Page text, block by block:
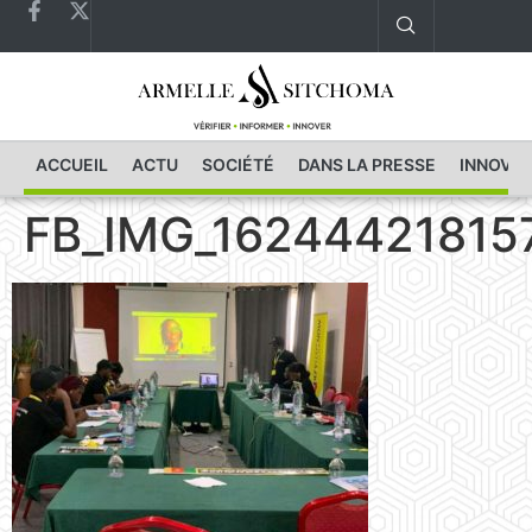
ACCUEIL ACTU SOCIÉTÉ DANS LA PRESSE